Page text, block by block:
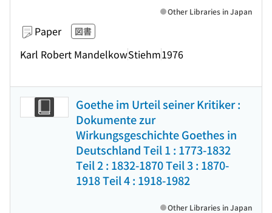
Paper 図書
Karl Robert MandelkowStiehm1976
Other Libraries in Japan
Goethe im Urteil seiner Kritiker :
Dokumente zur
Wirkungsgeschichte Goethes in
Deutschland Teil 1 : 1773-1832
Teil 2 : 1832-1870 Teil 3 : 1870-
1918 Teil 4 : 1918-1982
Other Libraries in Japan